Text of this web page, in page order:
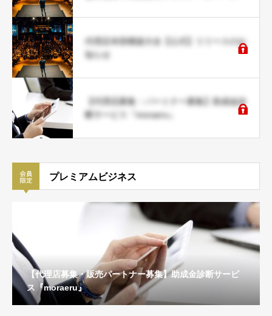
代理店本部構築大全【公式】リリースのお
知らせ
【代理店募集・パートナー募集】助成金診
断サービス『moraeru』
プレミアムビジネス
【代理店募集・パートナー募集】人気の助成金診断を含
め、６０種類ものWEB系サービスをまとめて取り扱い可
能な ＪＤネットパートナー募集